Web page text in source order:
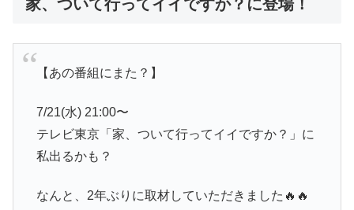
家、ついて行ってイイですか？に登場！
【あの番組にまた？】
7/21(水) 21:00〜
テレビ東京「家、ついて行ってイイですか？」に
私出るかも？
なんと、2年ぶりに取材していただきました🔥🔥